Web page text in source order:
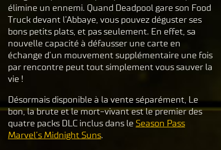
r,
vous
acce
ptez
la
pol
ue
de
co
nfi
élimine un ennemi. Quand Deadpool gare son Food
Truck devant l’Abbaye, vous pouvez déguster ses
bons petits plats, et pas seulement. En effet, sa
nouvelle capacité à défausser une carte en
échange d’un mouvement supplémentaire une fois
par rencontre peut tout simplement vous sauver la
vie !
Désormais disponible à la vente séparément, Le
bon, la brute et le mort-vivant est le premier des
quatre packs DLC inclus dans le Season Pass
Marvel’s Midnight Suns.